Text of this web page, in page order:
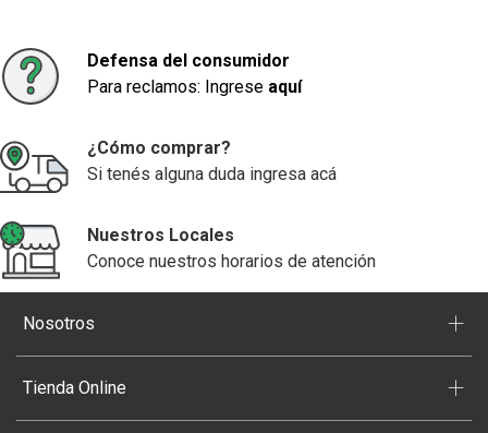
Defensa del consumidor
Para reclamos: Ingrese aquí
¿Cómo comprar?
Si tenés alguna duda ingresa acá
Nuestros Locales
Conoce nuestros horarios de atención
Nosotros +
Tienda Online +